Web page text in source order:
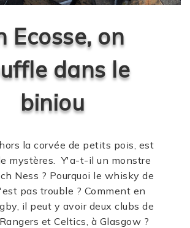
Ecosse, on
dans le
biniou
la corvée de petits pois, est
mystères.Y'a-t-il un monstre
Ness ? Pourquoi le whisky de
pas trouble ? Comment en
il peut y avoir deux clubs de
et Celtics, à Glasgow ?